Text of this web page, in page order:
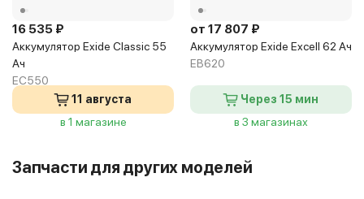
16 535 ₽
Аккумулятор Exide Classic 55
Ач
EC550
11 августа
в 1 магазине
от 17 807 ₽
Аккумулятор Exide Excell 62 Ач
EB620
Через 15 мин
в 3 магазинах
Запчасти для других моделей